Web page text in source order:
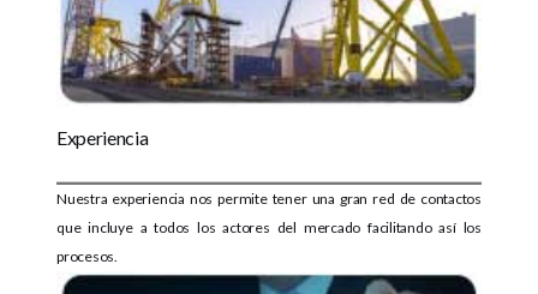
Experiencia
Nuestra experiencia nos permite tener una gran red de contactos
que incluye a todos los actores del mercado facilitando así los
procesos.